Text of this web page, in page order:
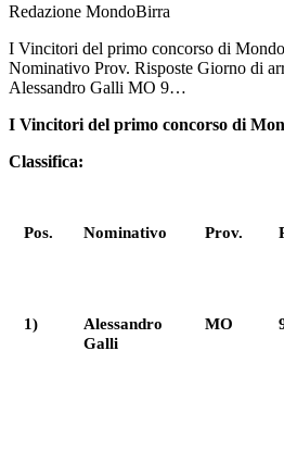
Redazione MondoBirra
I Vincitori del primo concorso di
Nominativo Prov. Risposte Giorno di
Alessandro Galli MO 9…
I Vincitori del primo concorso di
Classifica:
Pos. Nominativo Prov.
1)
Alessandro
Galli
MO